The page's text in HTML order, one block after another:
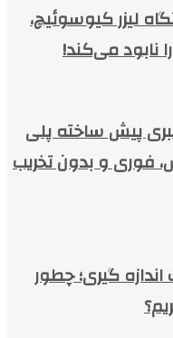
لیزر کیوسوئیچ،
نابود می‌کند!
پیش ساخته پلی
فوری و بدون تخریب
گیری؛ چطور